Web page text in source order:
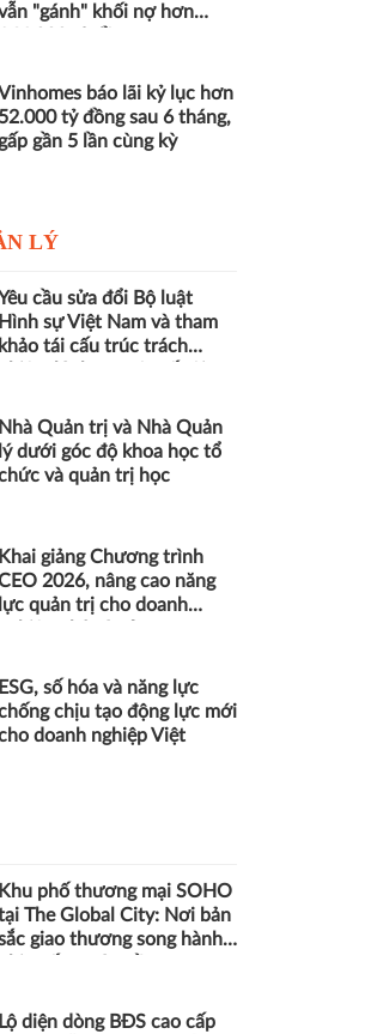
"gánh" khối nợ hơn
báo lãi kỷ lục hơn
52.000 tỷ đồng sau 6 tháng,
gần 5 lần cùng kỳ
LÝ
cầu sửa đổi Bộ luật
Hình sự Việt Nam và tham
khảo tái cấu trúc trách
nhân tạo
Nhà Quản trị và Nhà Quản
lý dưới góc độ khoa học tổ
và quản trị học
Khai giảng Chương trình
2026, nâng cao năng
lực quản trị cho doanh
ESG, số hóa và năng lực
chịu tạo động lực mới
doanh nghiệp Việt
Khu phố thương mại SOHO
The Global City: Nơi bản
giao thương song hành
Lộ diện dòng BĐS cao cấp